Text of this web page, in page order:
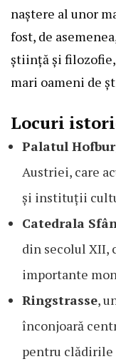
naștere al unor
fost, de
știință și
mari oameni de
Locuri
Palatul
Austriei, care
și instituții
Catedrala
din secolul XII,
importante
Ringstrasse,
înconjoară
pentru clădirile